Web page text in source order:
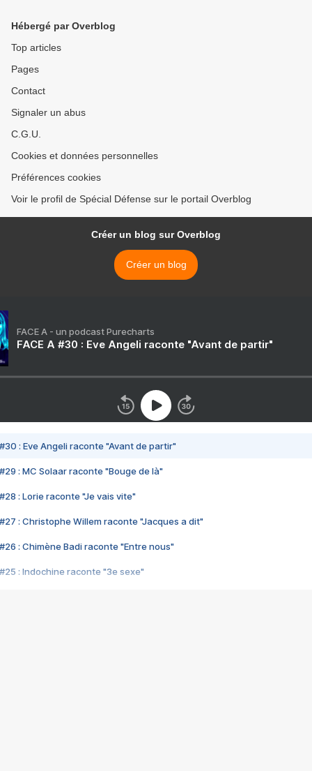
Hébergé par Overblog
Top articles
Pages
Contact
Signaler un abus
C.G.U.
Cookies et données personnelles
Préférences cookies
Voir le profil de Spécial Défense sur le portail Overblog
Créer un blog sur Overblog
Créer un blog
FACE A - un podcast Purecharts
FACE A #30 : Eve Angeli raconte "Avant de partir"
#30 : Eve Angeli raconte "Avant de partir"
#29 : MC Solaar raconte "Bouge de là"
#28 : Lorie raconte "Je vais vite"
#27 : Christophe Willem raconte "Jacques a dit"
#26 : Chimène Badi raconte "Entre nous"
#25 : Indochine raconte "3e sexe"